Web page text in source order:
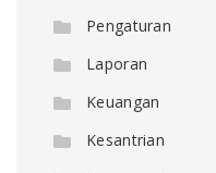
Pengaturan
Laporan
Keuangan
Kesantrian